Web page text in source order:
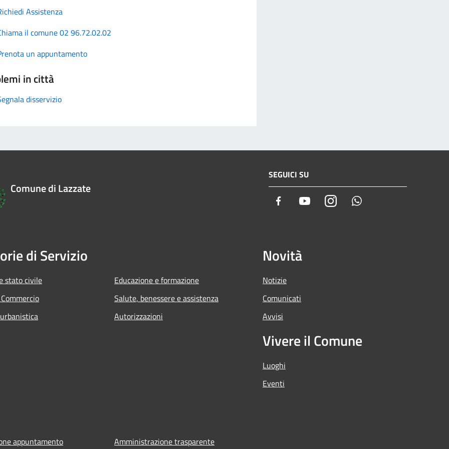
Assistenza
il comune 02 96.72.02.02
un appuntamento
in città
disservizio
Comune di Lazzate
SEGUICI SU
Facebook YoutubeInstagram
di Servizio
stato civile
Educazione e formazione
Salute, benessere e assistenza
Autorizzazioni
Novità
Notizie
Comunicati
Avvisi
Vivere il Comune
Luoghi
Eventi
appuntamento Amministrazione trasparente